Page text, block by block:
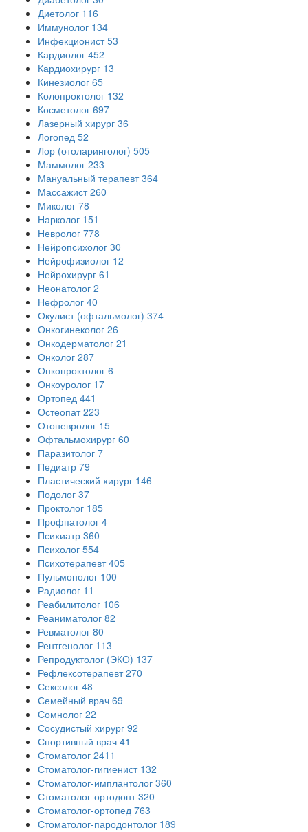
Диетолог 116
Иммунолог 134
Инфекционист 53
Кардиолог 452
Кардиохирург 13
Кинезиолог 65
Колопроктолог 132
Косметолог 697
Лазерный хирург 36
Логопед 52
Лор (отоларинголог) 505
Маммолог 233
Мануальный терапевт 364
Массажист 260
Миколог 78
Нарколог 151
Невролог 778
Нейропсихолог 30
Нейрофизиолог 12
Нейрохирург 61
Неонатолог 2
Нефролог 40
Окулист (офтальмолог) 374
Онкогинеколог 26
Онкодерматолог 21
Онколог 287
Онкопроктолог 6
Онкоуролог 17
Ортопед 441
Остеопат 223
Отоневролог 15
Офтальмохирург 60
Паразитолог 7
Педиатр 79
Пластический хирург 146
Подолог 37
Проктолог 185
Профпатолог 4
Психиатр 360
Психолог 554
Психотерапевт 405
Пульмонолог 100
Радиолог 11
Реабилитолог 106
Реаниматолог 82
Ревматолог 80
Рентгенолог 113
Репродуктолог (ЭКО) 137
Рефлексотерапевт 270
Сексолог 48
Семейный врач 69
Сомнолог 22
Сосудистый хирург 92
Спортивный врач 41
Стоматолог 2411
Стоматолог-гигиенист 132
Стоматолог-имплантолог 360
Стоматолог-ортодонт 320
Стоматолог-ортопед 763
Стоматолог-пародонтолог 189